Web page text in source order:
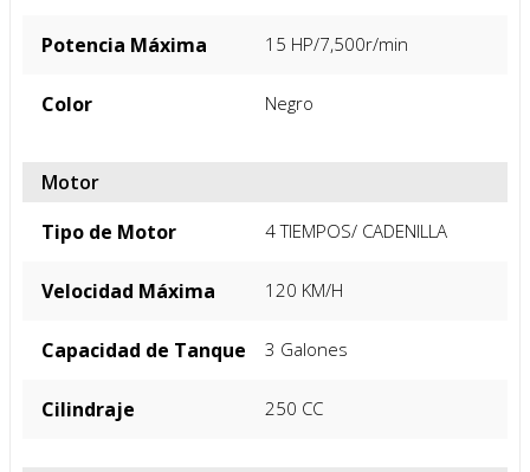
Potencia Máxima 15 HP/7,500r/min
Color Negro
Motor
Tipo de Motor
4 TIEMPOS/ CADENILLA
Velocidad Máxima 120 KM/H
Capacidad de Tanque 3 Galones
Cilindraje 250 CC